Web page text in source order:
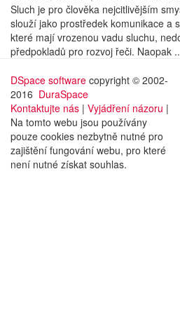
Sluch je pro člověka nejcitlivějším
slouží jako prostředek komunikace a
které mají vrozenou vadu sluchu,
předpokladů pro rozvoj řeči. Naopak
DSpace software copyright © 2002-
2016 DuraSpace
Kontaktujte nás | Vyjádření názoru |
Na tomto webu jsou používány
pouze cookies nezbytně nutné pro
zajištění fungování webu, pro které
není nutné získat souhlas.